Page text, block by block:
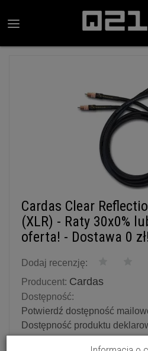
Cardas Clear
(XLR) - Raty 30x0%
oferta! - Dostawa 0 zł!
Dodaj recenzję:
Producent: Cardas
Dostępność:
Potwierdź dostępność
Dostępność produktu